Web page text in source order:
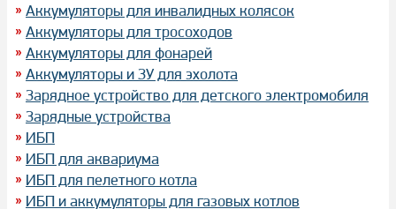
Аккумуляторы для инвалидных колясок
Аккумуляторы для тросоходов
Аккумуляторы для фонарей
Аккумуляторы и ЗУ для эхолота
Зарядное устройство для детского электромобиля
Зарядные устройства
ИБП
ИБП для аквариума
ИБП для пелетного котла
ИБП и аккумуляторы для газовых котлов